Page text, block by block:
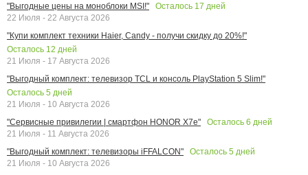
"Выгодные цены на моноблоки MSI!"
Осталось 17 дней
22 Июля - 22 Августа 2026
"Купи комплект техники Haier, Candy - получи скидку до 20%!"
Осталось 12 дней
21 Июля - 17 Августа 2026
"Выгодный комплект: телевизор TCL и консоль PlayStation 5 Slim!"
Осталось 5 дней
21 Июля - 10 Августа 2026
"Сервисные привилегии | смартфон HONOR X7e"
Осталось 6 дней
21 Июля - 11 Августа 2026
"Выгодный комплект: телевизоры iFFALCON"
Осталось 5 дней
21 Июля - 10 Августа 2026